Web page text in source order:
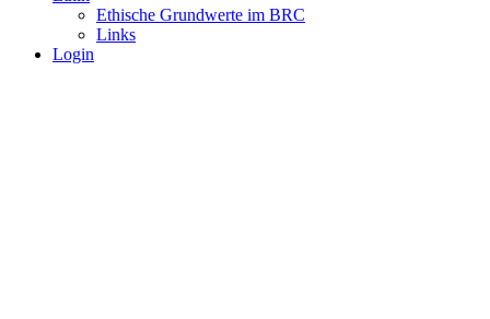
Ethische Grundwerte im BRC
Links
Login